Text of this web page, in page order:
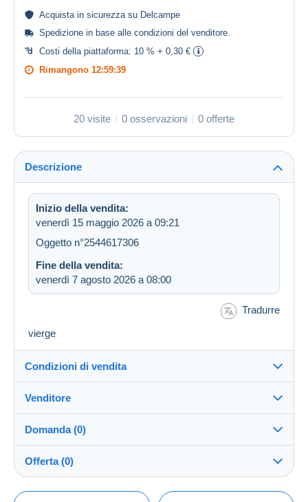
Acquista in sicurezzasu Delcampe
Spedizione in base alle condizioni del venditore.
Costi della piattaforma: 10 % + 0,30 €
Rimangono 12:59:39
20 visite 0 osservazioni 0 offerte
Descrizione
Inizio della vendita:
venerdì 15 maggio 2026 a 09:21
Oggetto n°2544617306
Fine della vendita:
venerdì 7 agosto 2026 a 08:00
Tradurre
vierge
Condizioni di vendita
Destinazione:
Vedi l'elenco dei paesi
Invio:
Invio dopo il pagamento
Venditore
yaca100%(3750x)
Negozio
Domanda (0)
Offerta (0)
La vendita sarà prolungata di un minuto se l'offerta